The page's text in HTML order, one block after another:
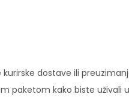
dostave ili
paketom kako biste uživali